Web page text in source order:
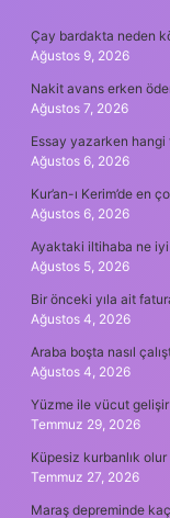
Çay bardakta neden
Ağustos 9, 2026
Nakit avans erken
Ağustos 7, 2026
Essay yazarken hangi
Ağustos 6, 2026
Kur’an-ı Kerim’de en
Ağustos 6, 2026
Ayaktaki iltihaba ne
Ağustos 5, 2026
Bir önceki yıla ait
Ağustos 4, 2026
Araba boşta nasıl
Ağustos 4, 2026
Yüzme ile vücut gelişir
Temmuz 29, 2026
Küpesiz kurbanlık olur
Temmuz 27, 2026
Maraş depreminde